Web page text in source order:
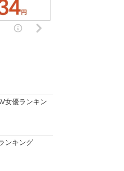
女優ランキン
ンキング